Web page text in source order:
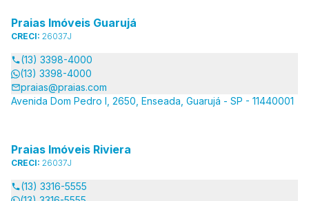
Praias Imóveis Guarujá
CRECI: 26037J
(13) 3398-4000
(13) 3398-4000
praias@praias.com
Avenida Dom Pedro I, 2650, Enseada, Guarujá - SP - 11440001
Praias Imóveis Riviera
CRECI: 26037J
(13) 3316-5555